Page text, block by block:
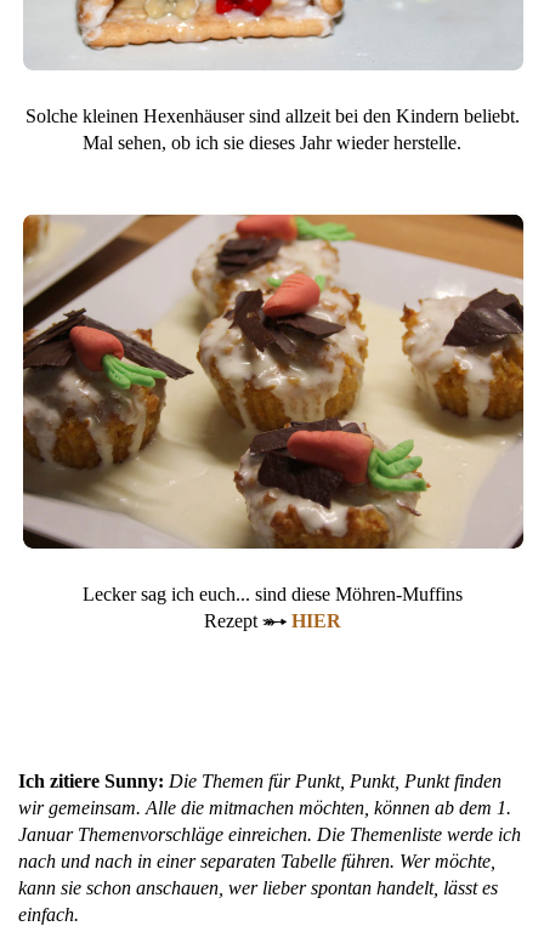
Solche kleinen Hexenhäuser sind allzeit bei den Kindern beliebt.
Mal sehen, ob ich sie dieses Jahr wieder herstelle.
Lecker sag ich euch... sind diese Möhren-Muffins
Rezept
HIER
Ich zitiere Sunny: Die Themen für Punkt, Punkt, Punkt finden
wir gemeinsam. Alle die mitmachen möchten, können ab dem 1.
Januar Themenvorschläge einreichen. Die Themenliste werde ich
nach und nach in einer separaten Tabelle führen. Wer möchte,
kann sie schon anschauen, wer lieber spontan handelt, lässt es
einfach.